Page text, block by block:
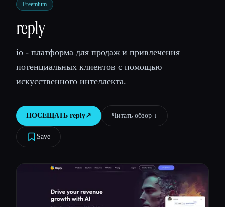
🎓Студенты
Все категории
О нас
Freemium
reply
io - платформа для продаж и привлечения
потенциальных клиентов с помощью
искусственного интеллекта.
ПОСЕЩАТЬ reply↗︎ Читать обзор ↓︎
Save